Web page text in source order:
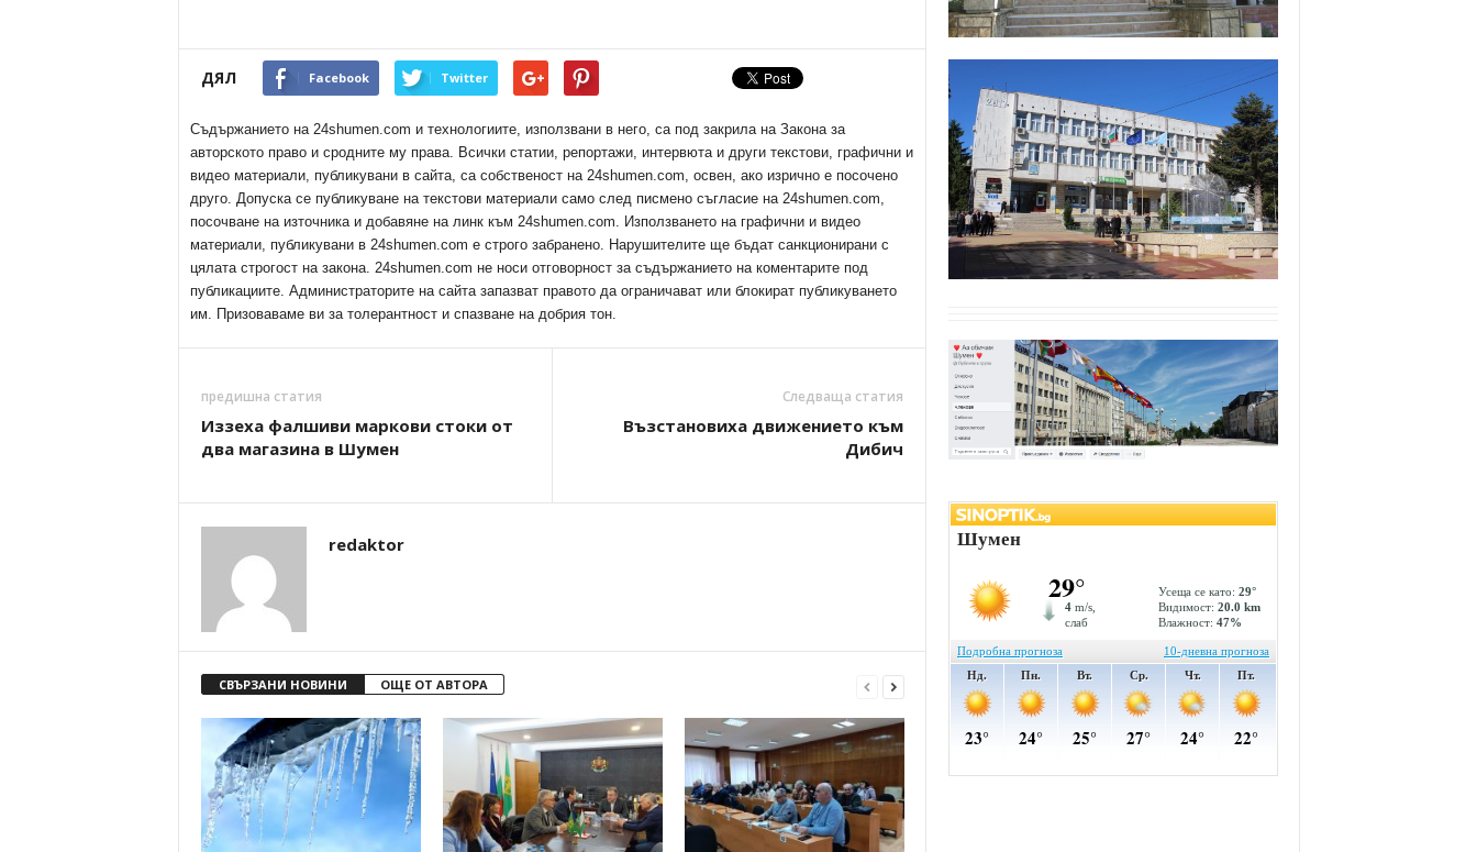
ДЯЛ Facebook Twitter
Съдържанието на 24shumen.com и технологиите, използвани в него, са под закрила на Закона за
авторското право и сродните му права. Всички статии, репортажи, интервюта и други текстови, графични и
видео материали, публикувани в сайта, са собственост на 24shumen.com, освен, ако изрично е посочено
друго. Допуска се публикуване на текстови материали само след писмено съгласие на 24shumen.com,
посочване на източника и добавяне на линк към 24shumen.com. Използването на графични и видео
материали, публикувани в 24shumen.com е строго забранено. Нарушителите ще бъдат санкционирани с
цялата строгост на закона. 24shumen.com не носи отговорност за съдържанието на коментарите под
публикациите. Администраторите на сайта запазват правото да ограничават или блокират публикуването
им. Призоваваме ви за толерантност и спазване на добрия тон.
предишна статия
Иззеха фалшиви маркови стоки от
два магазина в Шумен
Следваща статия
Възстановиха движението към
Дибич
redaktor
СВЪРЗАНИ НОВИНИ ОЩЕ ОТ АВТОРА